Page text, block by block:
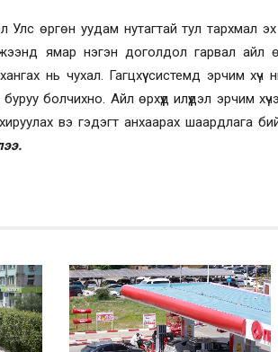
өргөн уудам нутагтай тул тархмал эх
ямар нэгэн доголдол гарвал айл
нь чухал. Гагцхүү системд эрчим
болчихно. Айл өрхүүд илүүдэл эрчим
вэ гэдэгт анхаарах шаардлага